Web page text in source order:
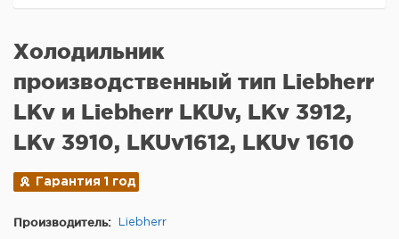
Холодильник
производственный тип Liebherr
LKv и Liebherr LKUv, LKv 3912,
LKv 3910, LKUv1612, LKUv 1610
Гарантия 1 год
Производитель: Liebherr